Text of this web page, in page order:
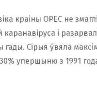
краіны ОРЕС не
каранавіруса і
гады. Сірыя ўвяла
упершыню з 1991